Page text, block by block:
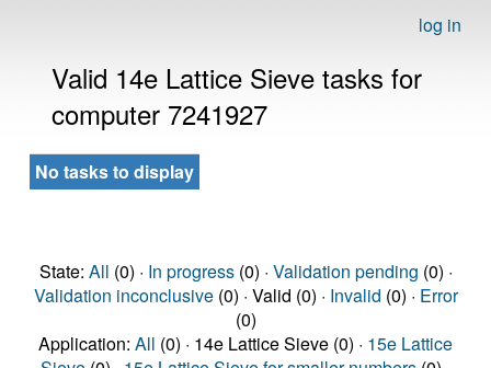
log in
Valid 14e Lattice Sieve tasks for
computer 7241927
No tasks to display
State: All (0) · In progress(0) · Validation pending (0) ·
Validation inconclusive(0) · Valid (0) · Invalid (0) · Error
(0)
Application: All (0) · 14e Lattice Sieve (0) · 15e Lattice